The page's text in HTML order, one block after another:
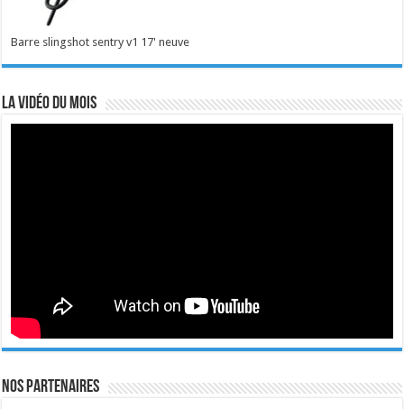
Barre slingshot sentry v1 17' neuve
La vidéo du mois
Nos Partenaires